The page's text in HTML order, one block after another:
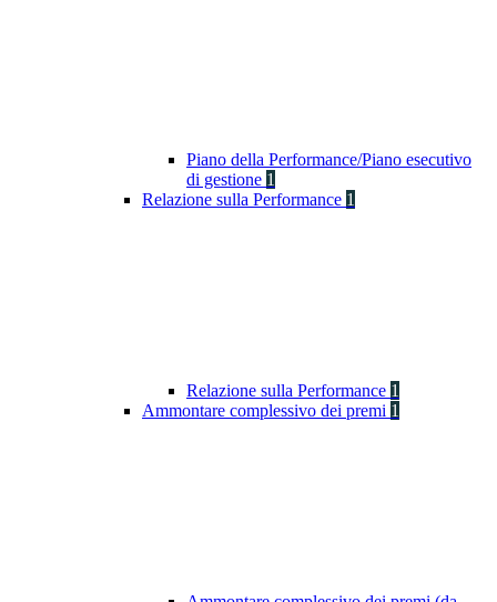
Piano della Performance/Piano esecutivo
di gestione 1
Relazione sulla Performance 1
Relazione sulla Performance 1
Ammontare complessivo dei premi 1